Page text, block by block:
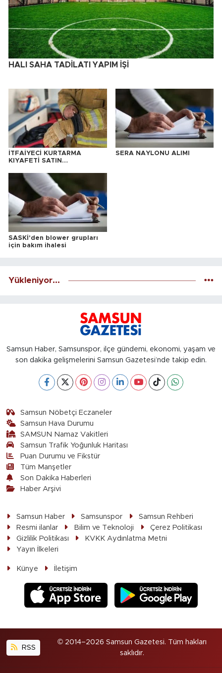
HALI SAHA TADİLATI YAPIM İŞİ
İTFAİYECİ KURTARMA
KIYAFETİ SATIN
SERA NAYLONU ALIMI
SASKİ'den blower grupları
için bakım ihalesi
Yükleniyor...
Samsun Haber, Samsunspor, ilçe gündemi, ekonomi, yaşam ve
son dakika gelişmelerini Samsun Gazetesi’nde takip edin.
Samsun Nöbetçi Eczaneler
Samsun Hava Durumu
SAMSUN Namaz Vakitleri
Samsun Trafik Yoğunluk Haritası
Puan Durumu ve Fikstür
Tüm Manşetler
Son Dakika Haberleri
Haber Arşivi
Samsun Haber Samsunspor
Samsun Rehberi
Resmi ilanlar
Bilim ve Teknoloji
Çerez Politikası
Gizlilik Politikası
KVKK Aydınlatma Metni
Yayın İlkeleri
Künye İletişim
RSS
© 2014–2026 Samsun Gazetesi. Tüm hakları
saklıdır.